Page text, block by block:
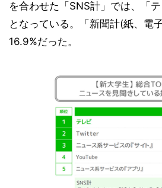
を合わせた「SNS計」では、「
となっている。「新聞計(紙、電
16.9%だった。